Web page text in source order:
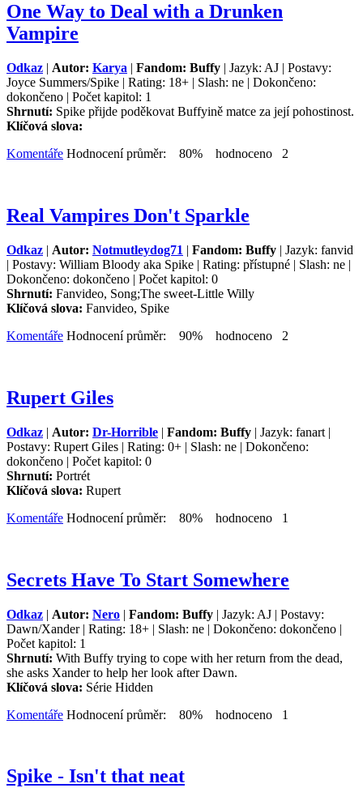
One Way to Deal with a Drunken
Vampire
Odkaz | Autor: Karya | Fandom: Buffy | Jazyk: AJ | Postavy:
Joyce Summers/Spike | Rating: 18+ | Slash: ne | Dokončeno:
dokončeno | Počet kapitol: 1
Shrnutí: Spike přijde poděkovat Buffyině matce za její pohostinost.
Klíčová slova:
Komentáře Hodnocení průměr: 80% hodnoceno 2
Real Vampires Don't Sparkle
Odkaz | Autor: Notmutleydog71 | Fandom: Buffy | Jazyk: fanvid
| Postavy: William Bloody aka Spike | Rating: přístupné | Slash: ne |
Dokončeno: dokončeno | Počet kapitol: 0
Shrnutí: Fanvideo, Song;The sweet-Little Willy
Klíčová slova: Fanvideo, Spike
Komentáře Hodnocení průměr: 90% hodnoceno 2
Rupert Giles
Odkaz | Autor: Dr-Horrible | Fandom: Buffy | Jazyk: fanart |
Postavy: Rupert Giles | Rating: 0+ | Slash: ne | Dokončeno:
dokončeno | Počet kapitol: 0
Shrnutí: Portrét
Klíčová slova: Rupert
Komentáře Hodnocení průměr: 80% hodnoceno 1
Secrets Have To Start Somewhere
Odkaz | Autor: Nero | Fandom: Buffy | Jazyk: AJ | Postavy:
Dawn/Xander | Rating: 18+ | Slash: ne | Dokončeno: dokončeno |
Počet kapitol: 1
Shrnutí: With Buffy trying to cope with her return from the dead,
she asks Xander to help her look after Dawn.
Klíčová slova: Série Hidden
Komentáře Hodnocení průměr: 80% hodnoceno 1
Spike - Isn't that neat